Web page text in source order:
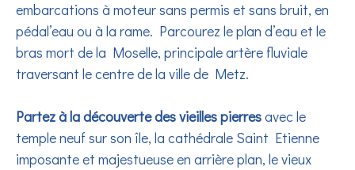
embarcations à moteur sans permis et sans bruit, en
pédal’eau ou à la rame. Parcourez le plan d’eau et le
bras mort de la Moselle, principale artère fluviale
traversant le centre de la ville de Metz.
Partez à la découverte des vieilles pierresavec le
temple neuf sur son île, la cathédrale Saint Etienne
imposante et majestueuse en arrière plan, le vieux